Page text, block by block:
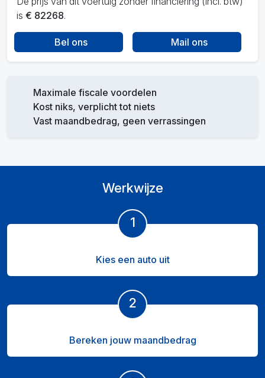
is € 82268.
Bel ons Mail ons
Maximale fiscale voordelen
Kost niks, verplicht tot niets
Vast maandbedrag, geen verrassingen
Werkwijze
1
Kies een auto uit
2
Bereken jouw maandbedrag